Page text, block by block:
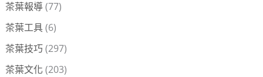
茶葉報導(77)
茶葉工具(6)
茶葉技巧(297)
茶葉文化 (203)